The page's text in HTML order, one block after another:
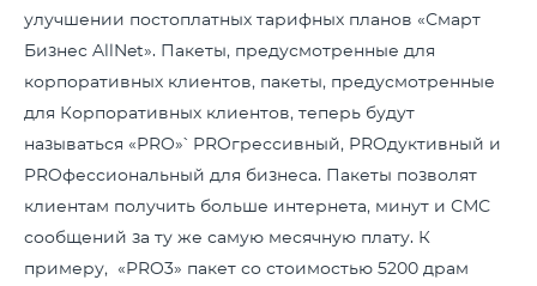
улучшении постоплатных тарифных планов «Смарт
Бизнес AllNet». Пакеты, предусмотренные для
корпоративных клиентов, пакеты, предусмотренные
для Корпоративных клиентов, теперь будут
называться «PRO»՝ PROгрессивный, PROдуктивный и
PROфессиональный для бизнеса. Пакеты позволят
клиентам получить больше интернета, минут и СМС
сообщений за ту же самую месячную плату. К
примеру, «PRO3» пакет со стоимостью 5200 драм